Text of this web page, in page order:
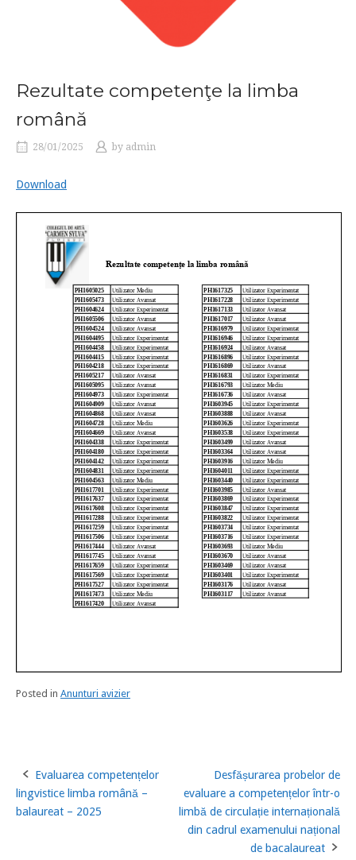
Rezultate competenţe la limba
română
28/01/2025 by admin
Download
Posted in Anunturi avizier
Post
navigation
Evaluarea competențelor
lingvistice limba română –
balaureat – 2025
Desfășurarea probelor de
evaluare a competențelor într-o
limbă de circulație internațională
din cadrul examenului național
de bacalaureat